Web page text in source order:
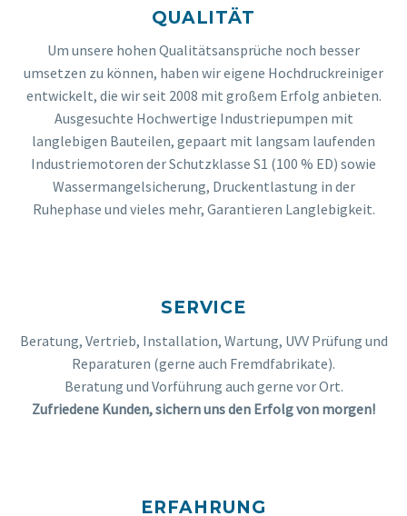
QUALITÄT
Um unsere hohen Qualitätsansprüche noch besser
umsetzen zu können, haben wir eigene Hochdruckreiniger
entwickelt, die wir seit 2008 mit großem Erfolg anbieten.
Ausgesuchte Hochwertige Industriepumpen mit
langlebigen Bauteilen, gepaart mit langsam laufenden
Industriemotoren der Schutzklasse S1 (100 % ED) sowie
Wassermangelsicherung, Druckentlastung in der
Ruhephase und vieles mehr, Garantieren Langlebigkeit.
SERVICE
Beratung, Vertrieb, Installation, Wartung, UVV Prüfung und
Reparaturen (gerne auch Fremdfabrikate).
Beratung und Vorführung auch gerne vor Ort.
Zufriedene Kunden, sichern uns den Erfolg von morgen!
ERFAHRUNG